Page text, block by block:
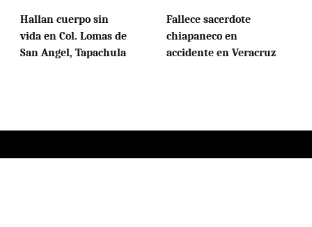
Hallan cuerpo sin
vida en Col. Lomas de
San Angel, Tapachula
Fallece sacerdote
chiapaneco en
accidente en Veracruz